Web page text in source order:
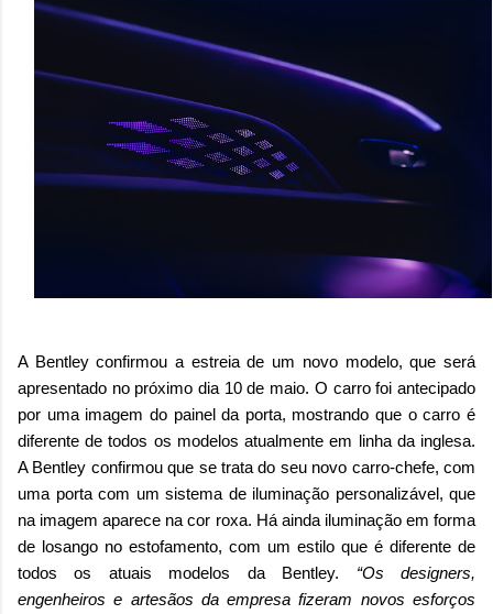
A Bentley confirmou a estreia de um novo modelo, que será
apresentado no próximo dia 10 de maio. O carro foi antecipado
por uma imagem do painel da porta, mostrando que o carro é
diferente de todos os modelos atualmente em linha da inglesa.
A Bentley confirmou que se trata do seu novo carro-chefe, com
uma porta com um sistema de iluminação personalizável, que
na imagem aparece na cor roxa. Há ainda iluminação em forma
de losango no estofamento, com um estilo que é diferente de
todos os atuais modelos da Bentley. “Os designers,
engenheiros e artesãos da empresa fizeram novos esforços